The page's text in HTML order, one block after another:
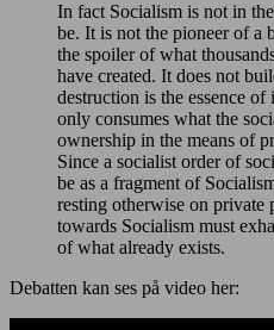
In fact Socialism is not in
be. It is not the pioneer of a
the spoiler of what
have created. It does not
destruction is the essence
only consumes what the
ownership in the means of
Since a socialist order of
be as a fragment of
resting otherwise on private
towards Socialism must
of what already exists.
Debatten kan ses på video her: